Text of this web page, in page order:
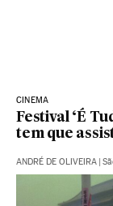
CINEMA
Festival ‘É
tem que
ANDRÉ DE OLIVEIRA |